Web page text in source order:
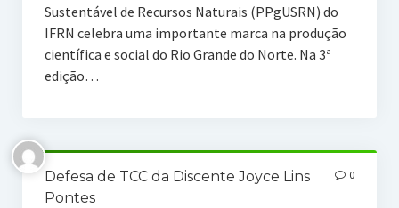
Projetos
Grupos de Pesquisa
TCCs
Depoimentos
Sustentável de Recursos Naturais (PPgUSRN) do
IFRN celebra uma importante marca na produção
científica e social do Rio Grande do Norte. Na 3ª
edição…
Defesa de TCC da Discente Joyce Lins
Pontes
0